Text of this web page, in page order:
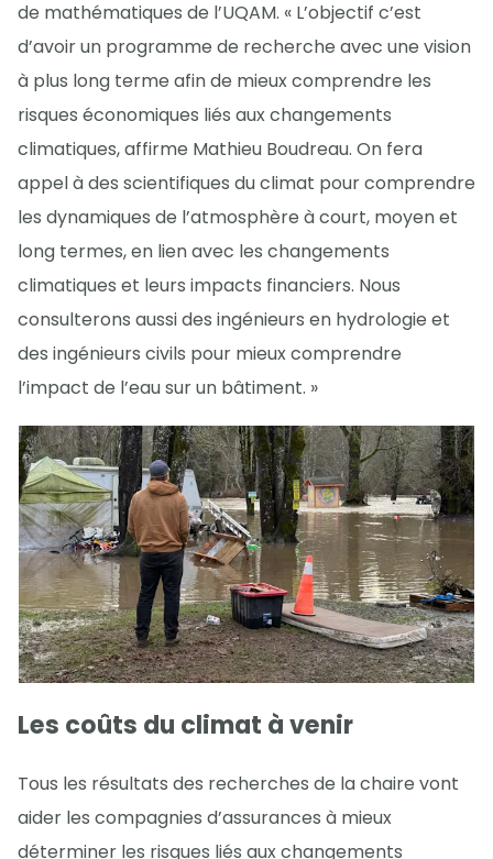
de mathématiques de l’UQAM. « L’objectif c’est
d’avoir un programme de recherche avec une vision
à plus long terme afin de mieux comprendre les
risques économiques liés aux changements
climatiques, affirme Mathieu Boudreau. On fera
appel à des scientifiques du climat pour comprendre
les dynamiques de l’atmosphère à court, moyen et
long termes, en lien avec les changements
climatiques et leurs impacts financiers. Nous
consulterons aussi des ingénieurs en hydrologie et
des ingénieurs civils pour mieux comprendre
l’impact de l’eau sur un bâtiment. »
Les coûts du climat à venir
Tous les résultats des recherches de la chaire vont
aider les compagnies d’assurances à mieux
déterminer les risques liés aux changements